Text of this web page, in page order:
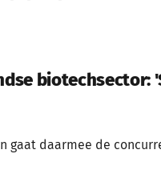
biotechsector:
gaat daarmee de